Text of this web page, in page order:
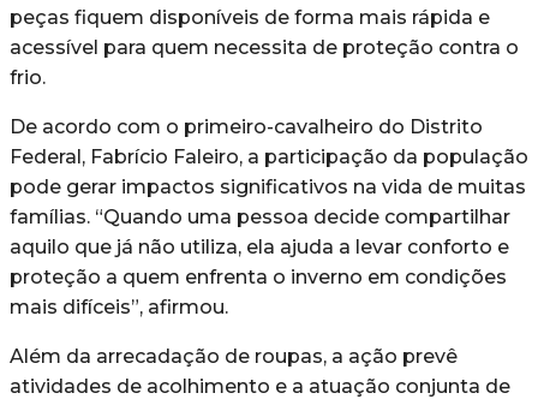
peças fiquem disponíveis de forma mais rápida e
acessível para quem necessita de proteção contra o
frio.
De acordo com o primeiro-cavalheiro do Distrito
Federal, Fabrício Faleiro, a participação da população
pode gerar impactos significativos na vida de muitas
famílias. “Quando uma pessoa decide compartilhar
aquilo que já não utiliza, ela ajuda a levar conforto e
proteção a quem enfrenta o inverno em condições
mais difíceis”, afirmou.
Além da arrecadação de roupas, a ação prevê
atividades de acolhimento e a atuação conjunta de